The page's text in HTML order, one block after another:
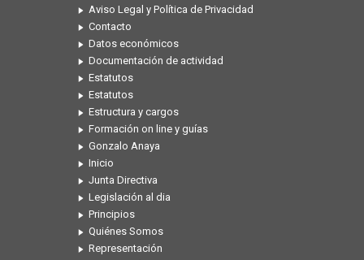
Aviso Legal y Política de Privacidad
Contacto
Datos económicos
Documentación de actividad
Estatutos
Estatutos
Estructura y cargos
Formación on line y guías
Gonzalo Anaya
Inicio
Junta Directiva
Legislación al dia
Principios
Quiénes Somos
Representación